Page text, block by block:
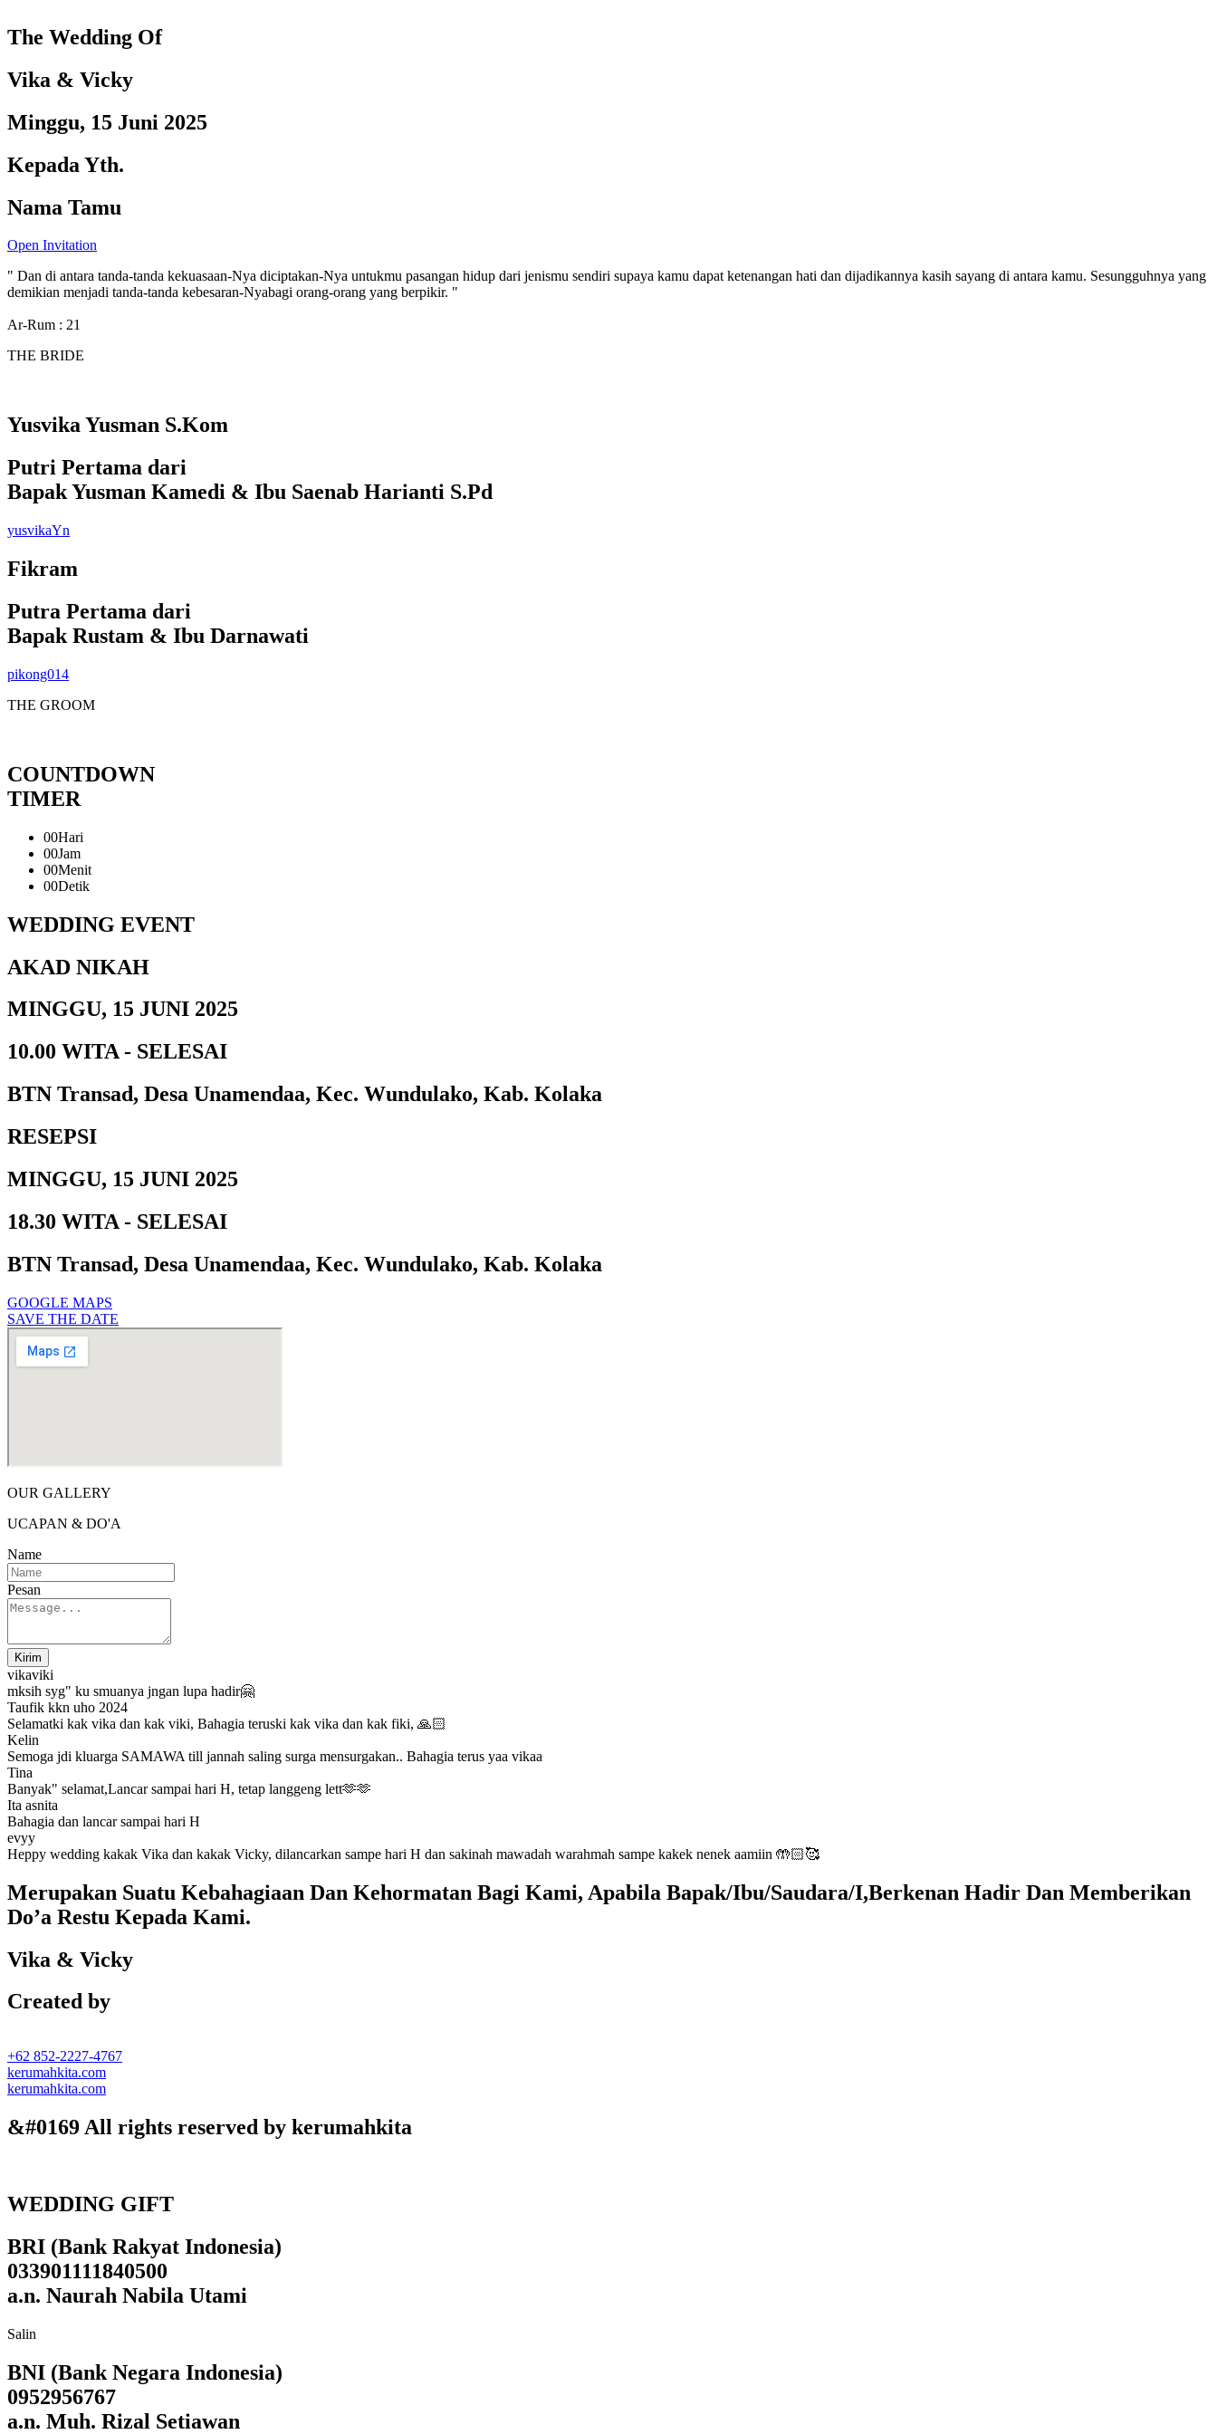
The Wedding Of
Vika & Vicky
Minggu, 15 Juni 2025
Kepada Yth.
Nama Tamu
Open Invitation
" Dan di antara tanda-tanda kekuasaan-Nya diciptakan-Nya untukmu pasangan hidup dari jenismu sendiri supaya kamu dapat ketenangan hati dan dijadikannya kasih sayang di antara kamu. Sesungguhnya yang
demikian menjadi tanda-tanda kebesaran-Nyabagi orang-orang yang berpikir. "
Ar-Rum : 21
THE BRIDE
Yusvika Yusman S.Kom
Putri Pertama dari
Bapak Yusman Kamedi & Ibu Saenab Harianti S.Pd
yusvikaYn
Fikram
Putra Pertama dari
Bapak Rustam & Ibu Darnawati
pikong014
THE GROOM
COUNTDOWN
TIMER
00Hari
00Jam
00Menit
00Detik
WEDDING EVENT
AKAD NIKAH
MINGGU, 15 JUNI 2025
10.00 WITA - SELESAI
BTN Transad, Desa Unamendaa, Kec. Wundulako, Kab. Kolaka
RESEPSI
MINGGU, 15 JUNI 2025
18.30 WITA - SELESAI
BTN Transad, Desa Unamendaa, Kec. Wundulako, Kab. Kolaka
GOOGLE MAPS
SAVE THE DATE
OUR GALLERY
UCAPAN & DO'A
Name
Pesan
Kirim
vikaviki
mksih syg" ku smuanya jngan lupa hadir🤗
Taufik kkn uho 2024
Selamatki kak vika dan kak viki, Bahagia teruski kak vika dan kak fiki, 🙏🏻
Kelin
Semoga jdi kluarga SAMAWA till jannah saling surga mensurgakan.. Bahagia terus yaa vikaa
Tina
Banyak" selamat,Lancar sampai hari H, tetap langgeng lett🫶🫶
Ita asnita
Bahagia dan lancar sampai hari H
evyy
Heppy wedding kakak Vika dan kakak Vicky, dilancarkan sampe hari H dan sakinah mawadah warahmah sampe kakek nenek aamiin 🤲🏻🥰
Merupakan Suatu Kebahagiaan Dan Kehormatan Bagi Kami, Apabila Bapak/Ibu/Saudara/I,Berkenan Hadir Dan Memberikan
Do’a Restu Kepada Kami.
Vika & Vicky
Created by
+62 852-2227-4767
kerumahkita.com
kerumahkita.com
&#0169 All rights reserved by kerumahkita
WEDDING GIFT
BRI (Bank Rakyat Indonesia)
033901111840500
a.n. Naurah Nabila Utami
Salin
BNI (Bank Negara Indonesia)
0952956767
a.n. Muh. Rizal Setiawan